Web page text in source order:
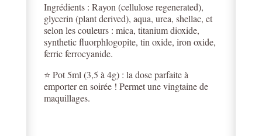
Ingrédients : Rayon (cellulose regenerated),
glycerin (plant derived), aqua, urea, shellac, et
selon les couleurs : mica, titanium dioxide,
synthetic fluorphlogopite, tin oxide, iron oxide,
ferric ferrocyanide.
⭐️ Pot 5ml (3,5 à 4g) : la dose parfaite à
emporter en soirée ! Permet une vingtaine de
maquillages.